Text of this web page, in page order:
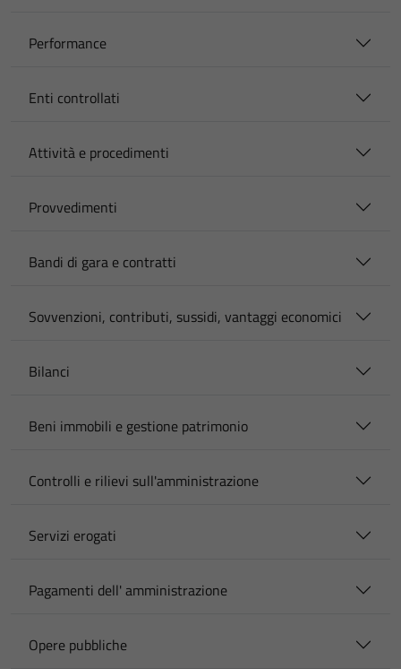
Performance
Enti controllati
Attività e procedimenti
Provvedimenti
Bandi di gara e contratti
Sovvenzioni, contributi, sussidi, vantaggi economici
Bilanci
Beni immobili e gestione patrimonio
Controlli e rilievi sull'amministrazione
Servizi erogati
Pagamenti dell' amministrazione
Opere pubbliche